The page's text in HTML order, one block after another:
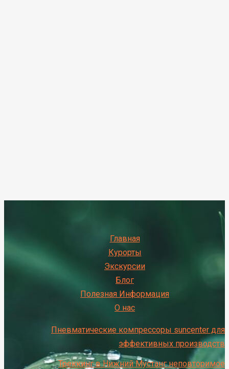
Главная
Курорты
Экскурсии
Блог
Полезная Информация
О нас
Пневматические компрессоры suncenter для
эффективных производств
Треккинг в Нижний Мустанг неповторимое